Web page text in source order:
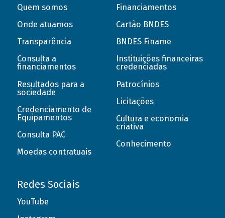
Quem somos
Onde atuamos
Transparência
Consulta a
financiamentos
Resultados para a
sociedade
Credenciamento de
Equipamentos
Consulta PAC
Moedas contratuais
Financiamentos
Cartão BNDES
BNDES Finame
Instituições financeiras
credenciadas
Patrocínios
Licitações
Cultura e economia
criativa
Conhecimento
Redes Sociais
YouTube